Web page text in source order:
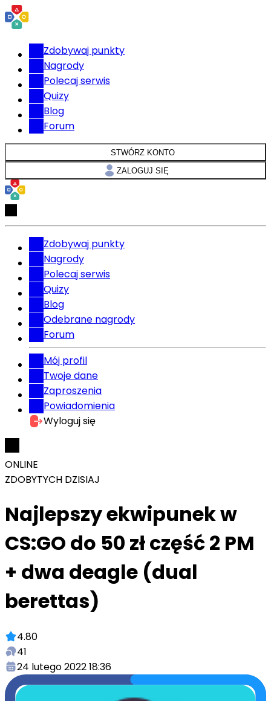
Zdobywaj punkty
Nagrody
Polecaj serwis
Quizy
Blog
Forum
STWÓRZ KONTO
ZALOGUJ SIĘ
Zdobywaj punkty
Nagrody
Polecaj serwis
Quizy
Blog
Odebrane nagrody
Forum
Mój profil
Twoje dane
Zaproszenia
Powiadomienia
Wyloguj się
ONLINE
ZDOBYTYCH DZISIAJ
Najlepszy ekwipunek w
CS:GO do 50 zł część 2 PM
+ dwa deagle (dual
berettas)
4.80
41
24 lutego 2022 18:36